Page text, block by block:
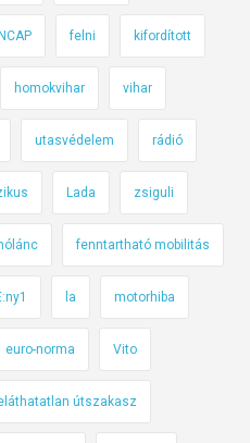
felni kifordított
homokvihar vihar
utasvédelem rádió
Lada zsiguli
hólánc fenntartható mobilitás
la motorhiba
euro-norma Vito
útszakasz